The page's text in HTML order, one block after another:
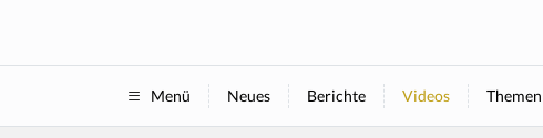
Menü Neues Berichte Videos Themen